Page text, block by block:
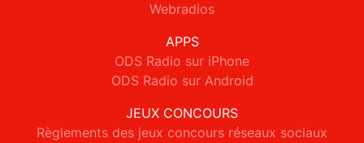
Webradios
APPS
ODS Radio sur iPhone
ODS Radio sur Android
JEUX CONCOURS
Règlements des jeux concours réseaux sociaux